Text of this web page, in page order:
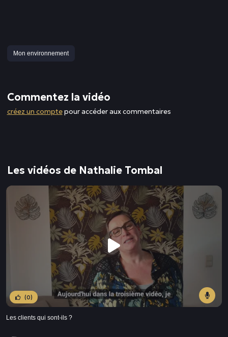
Mon environnement
Commentez la vidéo
créez un comptepour accéder aux commentaires
Les vidéos de Nathalie Tombal
(0)
Les clients qui sont-ils ?